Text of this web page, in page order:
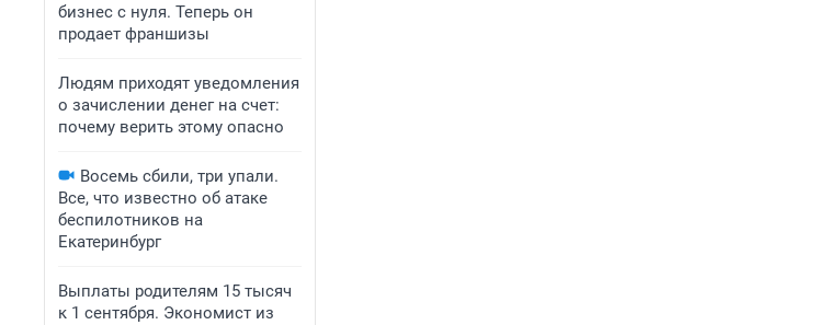
бизнес с нуля. Теперь он
продает франшизы
Людям приходят уведомления
о зачислении денег на счет:
почему верить этому опасно
Восемь сбили, три упали.
Все, что известно об атаке
беспилотников на
Екатеринбург
Выплаты родителям 15 тысяч
к 1 сентября. Экономист из